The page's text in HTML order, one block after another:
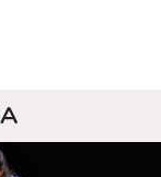
davvero?